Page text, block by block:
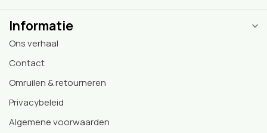
Informatie
Ons verhaal
Contact
Omruilen & retourneren
Privacybeleid
Algemene voorwaarden